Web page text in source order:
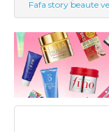
Fafa story beaute